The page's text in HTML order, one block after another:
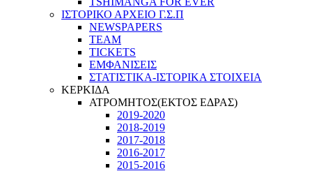
ΙΣΤΟΡΙΚΟ ΑΡΧΕΙΟ Γ.Σ.Π
NEWSPAPERS
TEAM
TICKETS
ΕΜΦΑΝΙΣΕΙΣ
ΣΤΑΤΙΣΤΙΚΑ-ΙΣΤΟΡΙΚΑ ΣΤΟΙΧΕΙΑ
ΚΕΡΚΙΔΑ
ΑΤΡΟΜΗΤΟΣ(ΕΚΤΟΣ ΕΔΡΑΣ)
2019-2020
2018-2019
2017-2018
2016-2017
2015-2016